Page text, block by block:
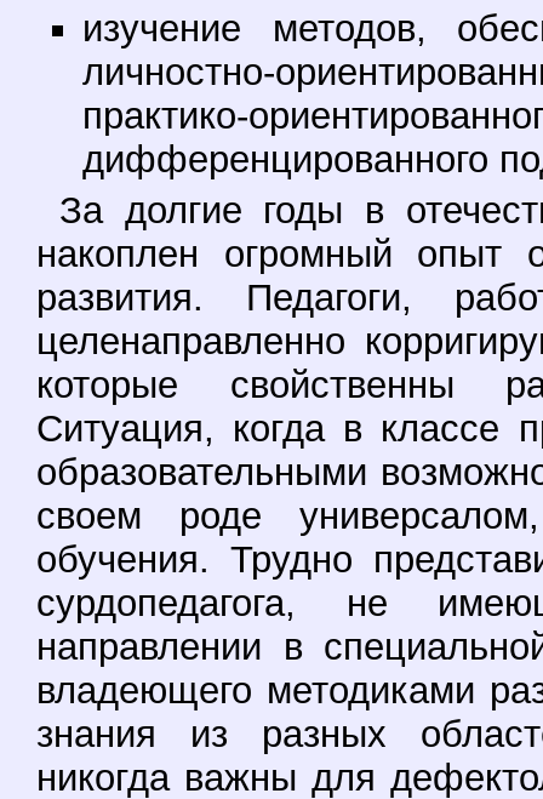
изучение методов,
личностно-
практико-
дифференцированного
За долгие годы в
накоплен огромный опыт
развития. Педагоги,
целенаправленно
которые свойственны
Ситуация, когда в классе
образовательными
своем роде
обучения. Трудно
сурдопедагога, не
направлении в
владеющего методиками
знания из разных
никогда важны для